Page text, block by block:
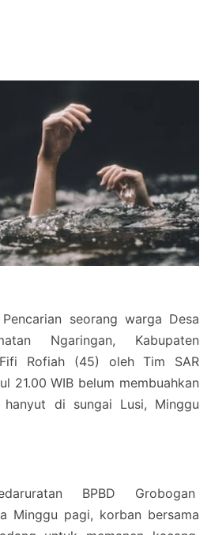
Pencarian seorang warga Desa
Ngaringan, Kabupaten
Rofiah (45) oleh Tim SAR
21.00 WIB belum membuahkan
hanyut di sungai Lusi, Minggu
BPBD Grobogan
Minggu pagi, korban bersama